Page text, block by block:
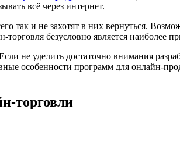
всё через интернет.
так и не захотят в них вернуться.
безусловно является наиболее
не уделить достаточно внимания
особенности программ для онлайн-
торговли